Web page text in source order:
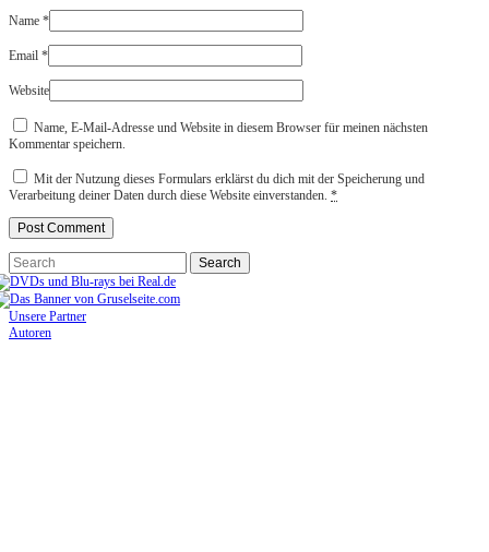
Name *
Email *
Website
Name, E-Mail-Adresse und Website in diesem Browser für meinen nächsten
Kommentar speichern.
Mit der Nutzung dieses Formulars erklärst du dich mit der Speicherung und
Verarbeitung deiner Daten durch diese Website einverstanden. *
Unsere Partner
Autoren